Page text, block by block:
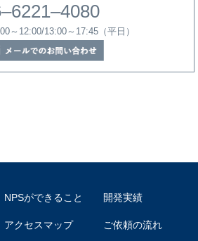
～12:00/13:00～17:45（平日）
NPSができること 開発実績
アクセスマップ ご依頼の流れ